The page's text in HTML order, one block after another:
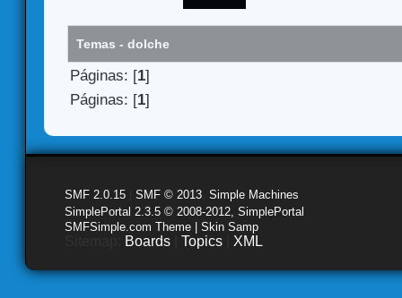
Temas - dolche
Páginas: [1]
Páginas: [1]
SMF 2.0.15 SMF © 2013 Simple Machines
SimplePortal 2.3.5 © 2008-2012, SimplePortal
SMFSimple.com Theme | Skin Samp
Boards Topics XML